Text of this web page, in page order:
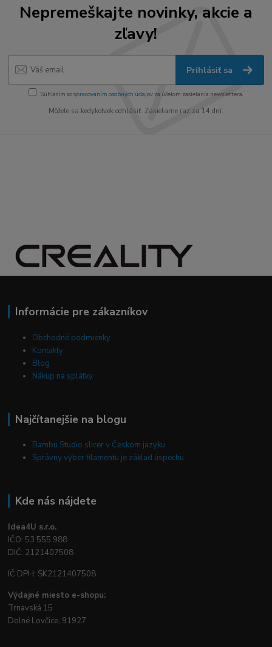
Nepremeškajte novinky, akcie a
zľavy!
Prihlásiť sa
Súhlasím sospracovaním osobných údajov za účelom zasielania newslettera.
Môžete sa kedykoľvek odhlásiť. Zasielame raz za 14 dní.
Informácie pre zákazníkov
Obchodné podmienky
Kontakty
Blog
Nákup na splátky
Najčítanejšie na blogu
Bambu Studio slicer v Českom jazyku
Správny výber filamentu je základ úspechu
Kde nás nájdete
Idea4U s.r.o.
IČO: 53 555 988
DIČ: 2121407508
IČ DPH: SK2121407508
Výdajné miesto e-shopu:
Trnavská 15
Dolné Lovčice, 91927